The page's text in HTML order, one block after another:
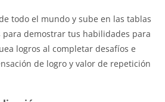
todo el mundo y sube en las tablas
para demostrar tus habilidades para
logros al completar desafíos e
de logro y valor de repetición